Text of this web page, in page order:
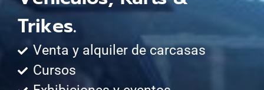
Trikes.
Venta y alquiler de carcasas
Cursos